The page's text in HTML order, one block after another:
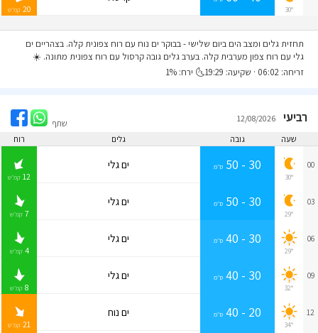
30°
20 קמ״ש
תחזית גלים ומצב הים ביום שלישי- בבוקר ים נוח עם רוח צפונית קלה. בצהריים ים
גלי עם רוח צפון מערבית קלה. בערב גלים גובה קרסול עם רוח צפונית מתונה. ☀️
זריחה: 06:02 · שקיעה: 19:29🌜 ירח: 1%
רביעי
שתף
שעה
גובה גלים רוח
00
30°
30 - 50 ס״מ ים גלי
12 קמ״ש
03
29°
30 - 50 ס״מ ים גלי
7 קמ״ש
06
29°
30 - 40 ס״מ ים גלי
4 קמ״ש
09
32°
30 - 40 ס״מ ים גלי
8 קמ״ש
12
34°
20 - 40 ס״מ ים נוח
21 קמ״ש